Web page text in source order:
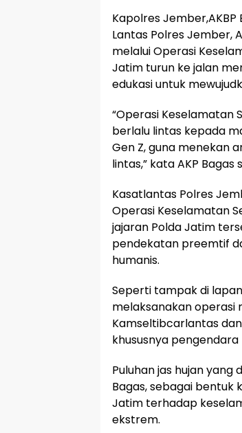
Kapolres
Lantas Polres Jember,
melalui Operasi
Jatim turun ke jalan
edukasi untuk
“Operasi Keselamatan
berlalu lintas kepada
Gen Z, guna menekan
lintas,” kata AKP
Kasatlantas Polres
Operasi Keselamatan
jajaran Polda Jatim
pendekatan preemtif
humanis.
Seperti tampak di
melaksanakan operasi
Kamseltibcarlantas
khususnya pengendara
Puluhan jas hujan
Bagas, sebagai bentuk
Jatim terhadap
ekstrem.